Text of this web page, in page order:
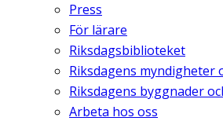
Press
För lärare
Riksdagsbiblioteket
Riksdagens myndigheter
Riksdagens byggnader
Arbeta hos oss